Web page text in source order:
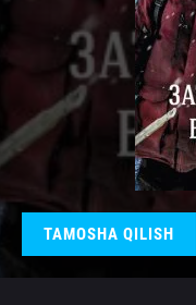
TAMOSHA QILISH